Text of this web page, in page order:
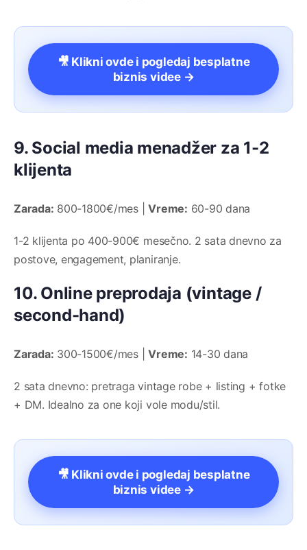
🎥 Klikni ovde i pogledaj besplatne
biznis videe →
9. Social media menadžer za 1-2
klijenta
Zarada: 800-1800€/mes |Vreme: 60-90 dana
1-2 klijenta po 400-900€ mesečno. 2 sata dnevno za
postove, engagement, planiranje.
10. Online preprodaja (vintage /
second-hand)
Zarada: 300-1500€/mes |Vreme: 14-30 dana
2 sata dnevno: pretraga vintage robe + listing + fotke
+ DM. Idealno za one koji vole modu/stil.
🎥 Klikni ovde i pogledaj besplatne
biznis videe →